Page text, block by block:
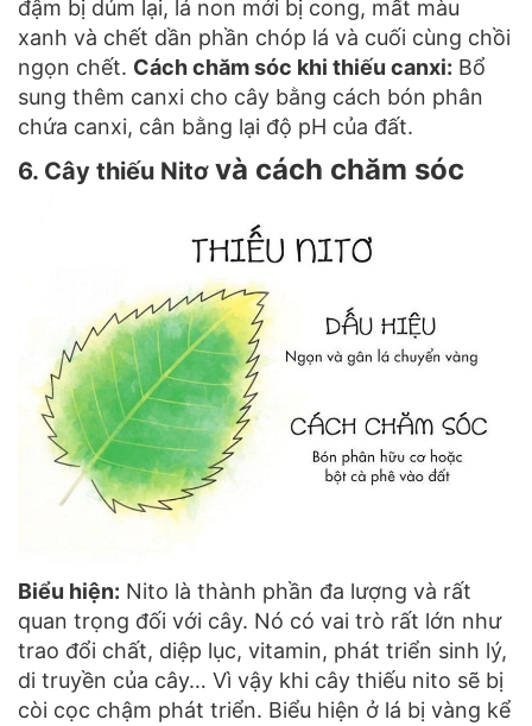
đậm bị dúm lại, lá non mới bị cong, mất màu
xanh và chết dần phần chóp lá và cuối cùng chồi
ngọn chết. Cách chăm sóc khi thiếu canxi: Bổ
sung thêm canxi cho cây bằng cách bón phân
chứa canxi, cân bằng lại độ pH của đất.
6. Cây thiếu Nitơ và cách chăm sóc
Biểu hiện: Nito là thành phần đa lượng và rất
quan trọng đối với cây. Nó có vai trò rất lớn như
trao đổi chất, diệp lục, vitamin, phát triển sinh lý,
di truyền của cây… Vì vậy khi cây thiếu nito sẽ bị
còi cọc chậm phát triển. Biểu hiện ở lá bị vàng kể